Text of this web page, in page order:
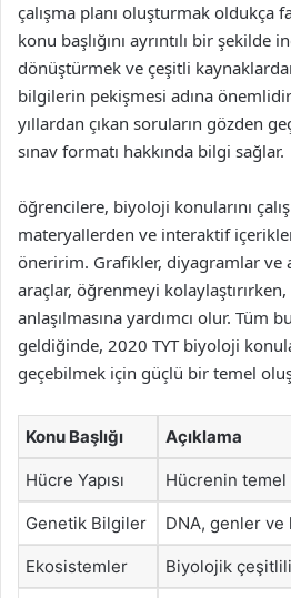
çalışma planı oluşturmak oldukça
konu başlığını ayrıntılı bir şekilde
dönüştürmek ve çeşitli
bilgilerin pekişmesi adına
yıllardan çıkan soruların gözden
sınav formatı hakkında bilgi sağlar.
öğrencilere, biyoloji konularını
materyallerden ve interaktif
öneririm. Grafikler, diyagramlar ve
araçlar, öğrenmeyi
anlaşılmasına yardımcı olur. Tüm
geldiğinde, 2020 TYT biyoloji
geçebilmek için güçlü bir temel
Konu Başlığı Açıklama
Hücre Yapısı Hücrenin
Genetik Bilgiler DNA, genler ve
Ekosistemler Biyolojik